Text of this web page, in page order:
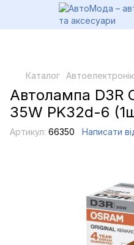
Каталог
Автолампа D3R
35W PK32d-6
Артикул: 66350 Написати